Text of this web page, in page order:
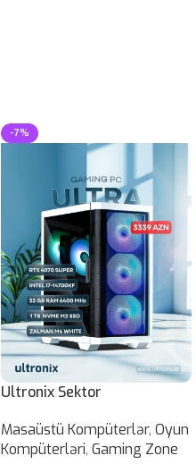
-7%
Ultronix Sektor
Masaüstü Kompüterlər, Oyun
Kompüterləri, Gaming Zone